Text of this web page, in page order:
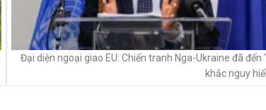
Đại diện ngoại giao EU: Chiến tranh Nga-Ukraine đã đến
khắc nguy